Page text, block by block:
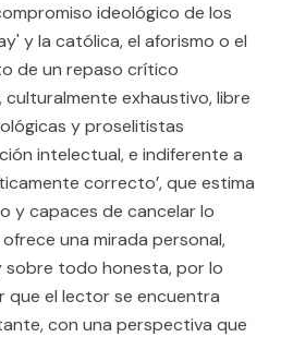
ideológico de los
y la católica, el aforismo o el
de un repaso crítico
exhaustivo, libre
y proselitistas
intelectual, e indiferente a
correcto’, que estima
y capaces de cancelar lo
una mirada personal,
sobre todo honesta, por lo
que el lector se encuentra
con una perspectiva que